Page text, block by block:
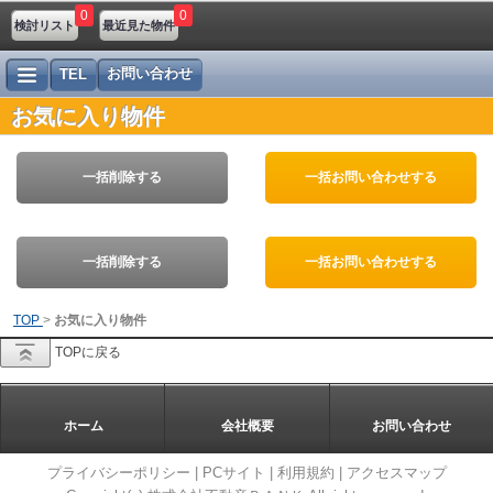
検討リスト
0
最近見た物件
0
TEL お問い合わせ
お気に入り物件
一括削除する 一括お問い合わせする
一括削除する 一括お問い合わせする
TOP > お気に入り物件
TOPに戻る
ホーム 会社概要 お問い合わせ
プライバシーポリシー PCサイト 利用規約
アクセスマップ